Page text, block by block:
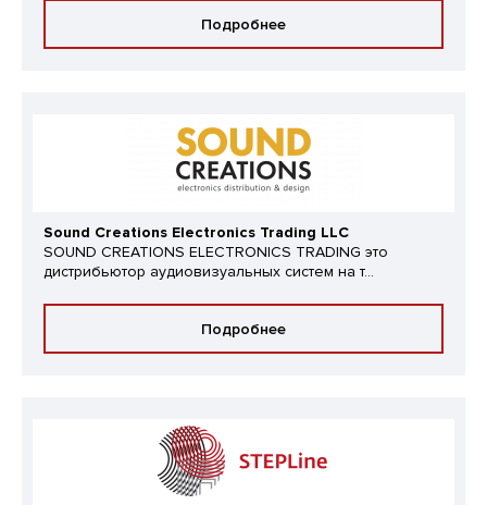
Подробнее
Sound Creations Electronics Trading LLC
SOUND CREATIONS ELECTRONICS TRADING это
дистрибьютор аудиовизуальных систем на т...
Подробнее